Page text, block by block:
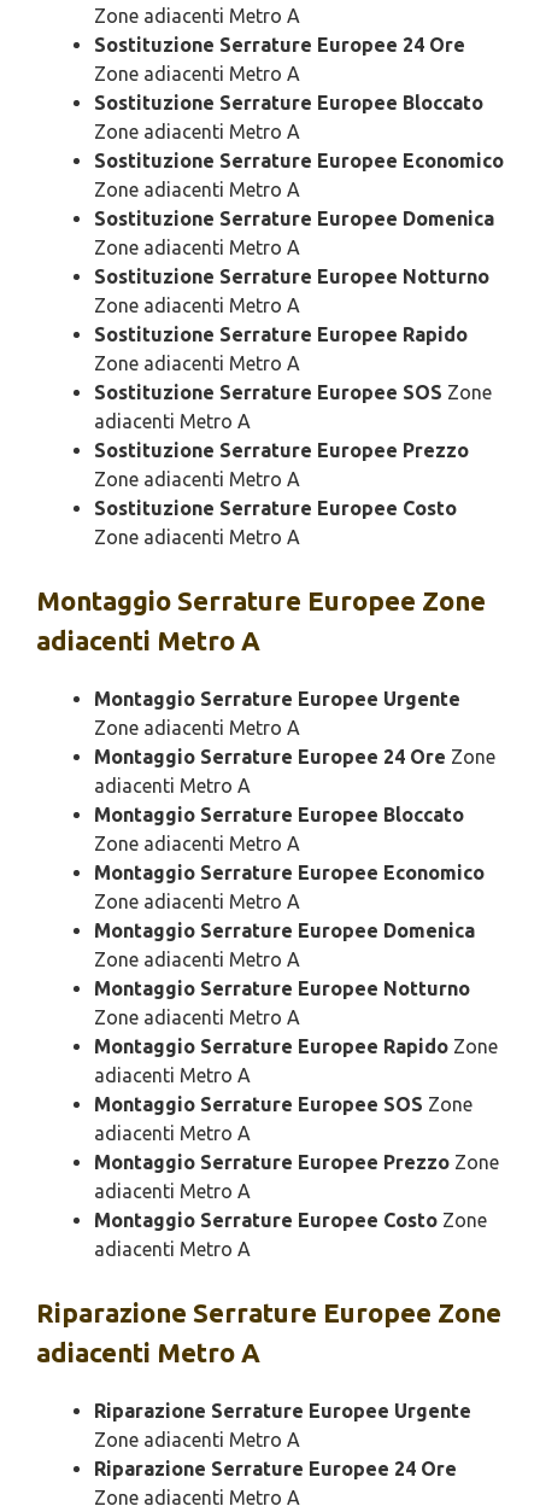
Zone adiacenti Metro A
Sostituzione Serrature Europee 24 Ore
Zone adiacenti Metro A
Sostituzione Serrature Europee Bloccato
Zone adiacenti Metro A
Sostituzione Serrature Europee Economico
Zone adiacenti Metro A
Sostituzione Serrature Europee Domenica
Zone adiacenti Metro A
Sostituzione Serrature Europee Notturno
Zone adiacenti Metro A
Sostituzione Serrature Europee Rapido
Zone adiacenti Metro A
Sostituzione Serrature Europee SOS Zone
adiacenti Metro A
Sostituzione Serrature Europee Prezzo
Zone adiacenti Metro A
Sostituzione Serrature Europee Costo
Zone adiacenti Metro A
Montaggio Serrature Europee Zone
adiacenti Metro A
Montaggio Serrature Europee Urgente
Zone adiacenti Metro A
Montaggio Serrature Europee 24 Ore Zone
adiacenti Metro A
Montaggio Serrature Europee Bloccato
Zone adiacenti Metro A
Montaggio Serrature Europee Economico
Zone adiacenti Metro A
Montaggio Serrature Europee Domenica
Zone adiacenti Metro A
Montaggio Serrature Europee Notturno
Zone adiacenti Metro A
Montaggio Serrature Europee Rapido Zone
adiacenti Metro A
Montaggio Serrature Europee SOS Zone
adiacenti Metro A
Montaggio Serrature Europee Prezzo Zone
adiacenti Metro A
Montaggio Serrature Europee Costo Zone
adiacenti Metro A
Riparazione Serrature Europee Zone
adiacenti Metro A
Riparazione Serrature Europee Urgente
Zone adiacenti Metro A
Riparazione Serrature Europee 24 Ore
Zone adiacenti Metro A